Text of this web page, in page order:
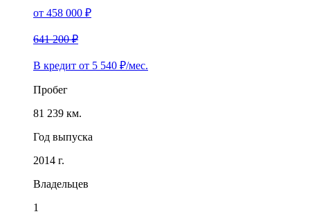
от 458 000 ₽
641 200 ₽
В кредит от 5 540 ₽/мес.
Пробег
81 239 км.
Год выпуска
2014 г.
Владельцев
1